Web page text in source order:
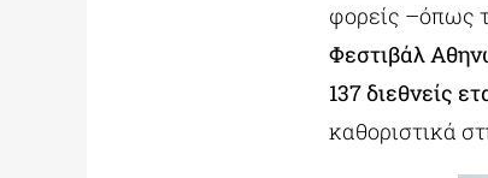
φορείς –όπως
Φεστιβάλ
137 διεθνείς
καθοριστικά